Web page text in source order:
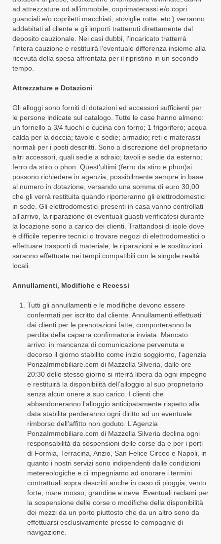
ad attrezzature od all’immobile, coprimaterassi e/o copri
guanciali e/o copriletti macchiati, stoviglie rotte, etc.) verranno
addebitati al cliente e gli importi trattenuti direttamente dal
deposito cauzionale. Nei casi dubbi, l’incaricato tratterrà
l’intera cauzione e restituirà l’eventuale differenza insieme alla
ricevuta della spesa affrontata per il ripristino in un secondo
tempo.
Attrezzature e Dotazioni
Gli alloggi sono forniti di dotazioni ed accessori sufficienti per
le persone indicate sul catalogo. Tutte le case hanno almeno:
un fornello a 3/4 fuochi o cucina con forno; 1 frigorifero; acqua
calda per la doccia; tavolo e sedie; armadio; reti e materassi
normali per i posti descritti. Sono a discrezione del proprietario
altri accessori, quali sedie a sdraio; tavoli e sedie da esterno;
ferro da stiro o phon. Quest'ultimi (ferro da stiro e phon)si
possono richiedere in agenzia, possibilmente sempre in base
al numero in dotazione, versando una somma di euro 30,00
che gli verrà restituita quando riporteranno gli elettrodomestici
in sede. Gli elettrodomestici presenti in casa vanno controllati
all'arrivo, la riparazione di eventuali guasti verificatesi durante
la locazione sono a carico dei clienti. Trattandosi di isole dove
è difficile reperire tecnici o trovare negozi di elettrodomestici o
effettuare trasporti di materiale, le riparazioni e le sostituzioni
saranno effettuate nei tempi compatibili con le singole realtà
locali.
Annullamenti, Modifiche e Recessi
Tutti gli annullamenti e le modifiche devono essere
confermati per iscritto dal cliente. Annullamenti effettuati
dai clienti per le prenotazioni fatte, comporteranno la
perdita della caparra confirmatoria inviata. Mancato
arrivo: in mancanza di comunicazione pervenuta e
decorso il giorno stabilito come inizio soggiorno, l’agenzia
PonzaImmobiliare.com di Mazzella Silveria, dalle ore
20:30 dello stesso giorno si riterrà libera da ogni impegno
e restituirà la disponibilità dell’alloggio al suo proprietario
senza alcun onere a suo carico. I clienti che
abbandoneranno l'alloggio anticipatamente rispetto alla
data stabilita perderanno ogni diritto ad un eventuale
rimborso dell'affitto non goduto. L’Agenzia
PonzaImmobiliare.com di Mazzella Silveria declina ogni
responsabilità da sospensioni delle corse da e per i porti
di Formia, Terracina, Anzio, San Felice Circeo e Napoli, in
quanto i nostri servizi sono indipendenti dalle condizioni
metereologiche e ci impegniamo ad onorare i termini
contrattuali sopra descritti anche in caso di pioggia, vento
forte, mare mosso, grandine e neve. Eventuali reclami per
la sospensione delle corse o modifiche della disponibilità
dei mezzi da un porto piuttosto che da un altro sono da
effettuarsi esclusivamente presso le compagnie di
navigazione.